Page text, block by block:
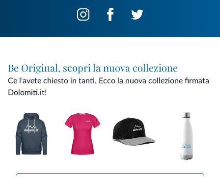
Be Original, scopri la nuova collezione
Ce l'avete chiesto in tanti. Ecco la nuova collezione firmata
Dolomiti.it!